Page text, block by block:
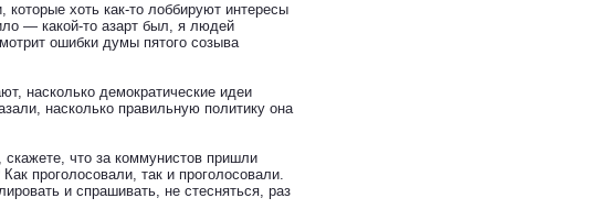
хоть как-то лоббируют интересы
— какой-то азарт был, я людей
ошибки думы пятого созыва
насколько демократические идеи
насколько правильную политику она
что за коммунистов пришли
проголосовали, так и проголосовали.
и спрашивать, не стесняться, раз